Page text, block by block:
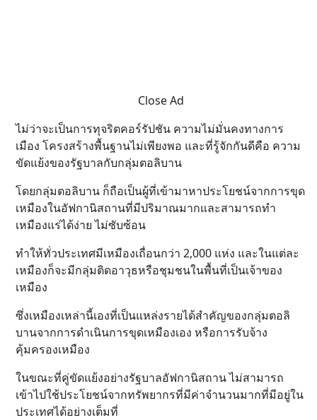
Close Ad
ไม่ว่าจะเป็นการทุจริตคอร์รัปชัน ความไม่มั่นคงทางการ
เมือง โครงสร้างพื้นฐานไม่เพียงพอ และที่รู้จักกันดีคือ ความ
ขัดแย้งของรัฐบาลกับกลุ่มตอลิบาน
โดยกลุ่มตอลิบาน ก็ถือเป็นผู้ที่เข้ามาหาประโยชน์จากการขุด
เหมืองในอัฟกานิสถานที่มีปริมาณมากและสามารถทำ
เหมืองแร่ได้ง่าย ไม่ซับซ้อน
ทำให้ทั่วประเทศมีเหมืองเถื่อนกว่า 2,000 แห่ง และในแต่ละ
เหมืองก็จะมีกลุ่มติดอาวุธหรือชุมชนในพื้นที่เป็นเจ้าของ
เหมือง
ซึ่งเหมืองเหล่านี้เองที่เป็นแหล่งรายได้สำคัญของกลุ่มตอลิ
บานจากการดำเนินการขุดเหมืองเอง หรือการรับจ้าง
คุ้มครองเหมือง
ในขณะที่คู่ขัดแย้งอย่างรัฐบาลอัฟกานิสถาน ไม่สามารถ
เข้าไปใช้ประโยชน์จากทรัพยากรที่มีค่าจำนวนมากที่มีอยู่ใน
ประเทศได้อย่างเต็มที่